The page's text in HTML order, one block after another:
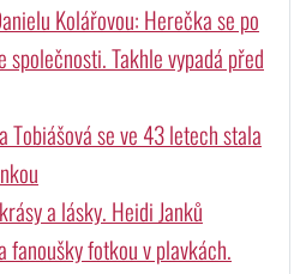
Kolářovou: Herečka se po
společnosti. Takhle vypadá před
Tobiášová se ve 43 letech stala
a lásky. Heidi Janků
fanoušky fotkou v plavkách.